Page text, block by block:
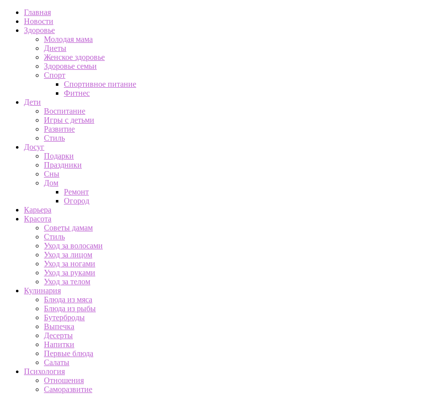
Главная
Новости
Здоровье
Молодая мама
Диеты
Женское здоровье
Здоровье семьи
Спорт
Спортивное питание
Фитнес
Дети
Воспитание
Игры с детьми
Развитие
Стиль
Досуг
Подарки
Праздники
Сны
Дом
Ремонт
Огород
Карьера
Красота
Советы дамам
Стиль
Уход за волосами
Уход за лицом
Уход за ногами
Уход за руками
Уход за телом
Кулинария
Блюда из мяса
Блюда из рыбы
Бутерброды
Выпечка
Десерты
Напитки
Первые блюда
Салаты
Психология
Отношения
Саморазвитие